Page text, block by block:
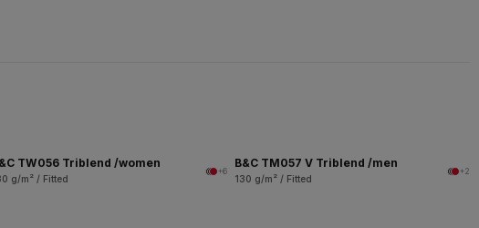
TW056 Triblend /women
g/m² / Fitted
+6
B&C TM057 V Triblend /men
130 g/m² / Fitted
+2